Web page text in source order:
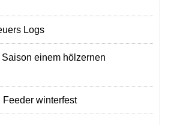
Logs
einem hölzernen
winterfest